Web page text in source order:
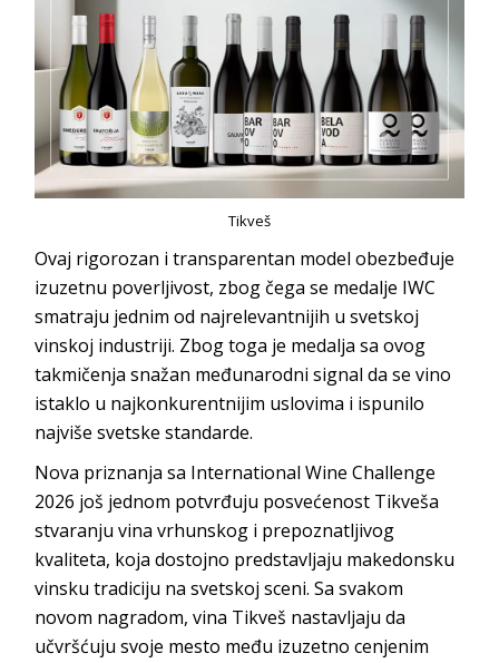
Tikveš
Ovaj rigorozan i transparentan model obezbeđuje
izuzetnu poverljivost, zbog čega se medalje IWC
smatraju jednim od najrelevantnijih u svetskoj
vinskoj industriji. Zbog toga je medalja sa ovog
takmičenja snažan međunarodni signal da se vino
istaklo u najkonkurentnijim uslovima i ispunilo
najviše svetske standarde.
Nova priznanja sa International Wine Challenge
2026 još jednom potvrđuju posvećenost Tikveša
stvaranju vina vrhunskog i prepoznatljivog
kvaliteta, koja dostojno predstavljaju makedonsku
vinsku tradiciju na svetskoj sceni. Sa svakom
novom nagradom, vina Tikveš nastavljaju da
učvršćuju svoje mesto među izuzetno cenjenim